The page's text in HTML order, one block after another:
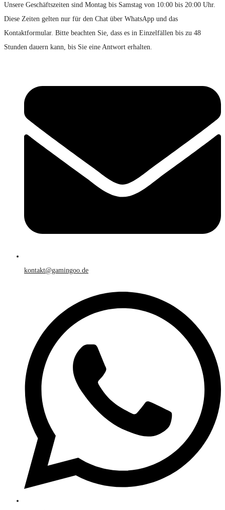
Unsere Geschäftszeiten sind Montag bis Samstag von 10:00 bis 20:00 Uhr.
Diese Zeiten gelten nur für den Chat über WhatsApp und das
Kontaktformular. Bitte beachten Sie, dass es in Einzelfällen bis zu 48
Stunden dauern kann, bis Sie eine Antwort erhalten.
kontakt@gamingoo.de